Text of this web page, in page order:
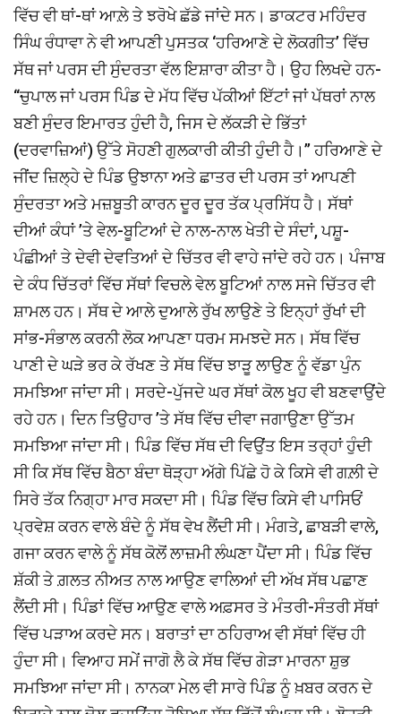
ਵਿੱਚ ਵੀ ਥਾਂ-ਥਾਂ ਆਲ਼ੇ ਤੇ ਝਰੋਖੇ ਛੱਡੇ ਜਾਂਦੇ ਸਨ। ਡਾਕਟਰ ਮਹਿੰਦਰ
ਸਿੰਘ ਰੰਧਾਵਾ ਨੇ ਵੀ ਆਪਣੀ ਪੁਸਤਕ ‘ਹਰਿਆਣੇ ਦੇ ਲੋਕਗੀਤ’ ਵਿੱਚ
ਸੱਥ ਜਾਂ ਪਰਸ ਦੀ ਸੁੰਦਰਤਾ ਵੱਲ ਇਸ਼ਾਰਾ ਕੀਤਾ ਹੈ। ਉਹ ਲਿਖਦੇ ਹਨ-
‘‘ਚੁਪਾਲ ਜਾਂ ਪਰਸ ਪਿੰਡ ਦੇ ਮੱਧ ਵਿੱਚ ਪੱਕੀਆਂ ਇੱਟਾਂ ਜਾਂ ਪੱਥਰਾਂ ਨਾਲ
ਬਣੀ ਸੁੰਦਰ ਇਮਾਰਤ ਹੁੰਦੀ ਹੈ, ਜਿਸ ਦੇ ਲੱਕੜੀ ਦੇ ਭਿੱਤਾਂ
(ਦਰਵਾਜ਼ਿਆਂ) ਉੱਤੇ ਸੋਹਣੀ ਗੁਲਕਾਰੀ ਕੀਤੀ ਹੁੰਦੀ ਹੈ।’’ ਹਰਿਆਣੇ ਦੇ
ਜੀਂਦ ਜ਼ਿਲ੍ਹੇ ਦੇ ਪਿੰਡ ਉਝਾਨਾ ਅਤੇ ਛਾਤਰ ਦੀ ਪਰਸ ਤਾਂ ਆਪਣੀ
ਸੁੰਦਰਤਾ ਅਤੇ ਮਜ਼ਬੂਤੀ ਕਾਰਨ ਦੂਰ ਦੂਰ ਤੱਕ ਪ੍ਰਸਿੱਧ ਹੈ। ਸੱਥਾਂ
ਦੀਆਂ ਕੰਧਾਂ ’ਤੇ ਵੇਲ-ਬੂਟਿਆਂ ਦੇ ਨਾਲ-ਨਾਲ ਖੇਤੀ ਦੇ ਸੰਦਾਂ, ਪਸ਼ੂ-
ਪੰਛੀਆਂ ਤੇ ਦੇਵੀ ਦੇਵਤਿਆਂ ਦੇ ਚਿੱਤਰ ਵੀ ਵਾਹੇ ਜਾਂਦੇ ਰਹੇ ਹਨ। ਪੰਜਾਬ
ਦੇ ਕੰਧ ਚਿੱਤਰਾਂ ਵਿੱਚ ਸੱਥਾਂ ਵਿਚਲੇ ਵੇਲ ਬੂਟਿਆਂ ਨਾਲ ਸਜੇ ਚਿੱਤਰ ਵੀ
ਸ਼ਾਮਲ ਹਨ। ਸੱਥ ਦੇ ਆਲੇ ਦੁਆਲੇ ਰੁੱਖ ਲਾਉਣੇ ਤੇ ਇਨ੍ਹਾਂ ਰੁੱਖਾਂ ਦੀ
ਸਾਂਭ-ਸੰਭਾਲ ਕਰਨੀ ਲੋਕ ਆਪਣਾ ਧਰਮ ਸਮਝਦੇ ਸਨ। ਸੱਥ ਵਿੱਚ
ਪਾਣੀ ਦੇ ਘੜੇ ਭਰ ਕੇ ਰੱਖਣ ਤੇ ਸੱਥ ਵਿੱਚ ਝਾੜੂ ਲਾਉਣ ਨੂੰ ਵੱਡਾ ਪੁੰਨ
ਸਮਝਿਆ ਜਾਂਦਾ ਸੀ। ਸਰਦੇ-ਪੁੱਜਦੇ ਘਰ ਸੱਥਾਂ ਕੋਲ ਖੂਹ ਵੀ ਬਣਵਾਉਂਦੇ
ਰਹੇ ਹਨ। ਦਿਨ ਤਿਉਹਾਰ ’ਤੇ ਸੱਥ ਵਿੱਚ ਦੀਵਾ ਜਗਾਉਣਾ ਉੱਤਮ
ਸਮਝਿਆ ਜਾਂਦਾ ਸੀ। ਪਿੰਡ ਵਿੱਚ ਸੱਥ ਦੀ ਵਿਉਂਤ ਇਸ ਤਰ੍ਹਾਂ ਹੁੰਦੀ
ਸੀ ਕਿ ਸੱਥ ਵਿੱਚ ਬੈਠਾ ਬੰਦਾ ਥੋੜ੍ਹਾ ਅੱਗੇ ਪਿੱਛੇ ਹੋ ਕੇ ਕਿਸੇ ਵੀ ਗਲ਼ੀ ਦੇ
ਸਿਰੇ ਤੱਕ ਨਿਗ੍ਹਾ ਮਾਰ ਸਕਦਾ ਸੀ। ਪਿੰਡ ਵਿੱਚ ਕਿਸੇ ਵੀ ਪਾਸਿਓਂ
ਪ੍ਰਵੇਸ਼ ਕਰਨ ਵਾਲੇ ਬੰਦੇ ਨੂੰ ਸੱਥ ਵੇਖ ਲੈਂਦੀ ਸੀ। ਮੰਗਤੇ, ਛਾਬੜੀ ਵਾਲੇ,
ਗਜਾ ਕਰਨ ਵਾਲੇ ਨੂੰ ਸੱਥ ਕੋਲੋਂ ਲਾਜ਼ਮੀ ਲੰਘਣਾ ਪੈਂਦਾ ਸੀ। ਪਿੰਡ ਵਿੱਚ
ਸ਼ੱਕੀ ਤੇ ਗ਼ਲਤ ਨੀਅਤ ਨਾਲ ਆਉਣ ਵਾਲਿਆਂ ਦੀ ਅੱਖ ਸੱਥ ਪਛਾਣ
ਲੈਂਦੀ ਸੀ। ਪਿੰਡਾਂ ਵਿੱਚ ਆਉਣ ਵਾਲੇ ਅਫ਼ਸਰ ਤੇ ਮੰਤਰੀ-ਸੰਤਰੀ ਸੱਥਾਂ
ਵਿੱਚ ਪੜਾਅ ਕਰਦੇ ਸਨ। ਬਰਾਤਾਂ ਦਾ ਠਹਿਰਾਅ ਵੀ ਸੱਥਾਂ ਵਿੱਚ ਹੀ
ਹੁੰਦਾ ਸੀ। ਵਿਆਹ ਸਮੇਂ ਜਾਗੋ ਲੈ ਕੇ ਸੱਥ ਵਿੱਚ ਗੇੜਾ ਮਾਰਨਾ ਸ਼ੁਭ
ਸਮਝਿਆ ਜਾਂਦਾ ਸੀ। ਨਾਨਕਾ ਮੇਲ ਵੀ ਸਾਰੇ ਪਿੰਡ ਨੂੰ ਖ਼ਬਰ ਕਰਨ ਦੇ